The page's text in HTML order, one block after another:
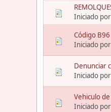
Iniciado por
Código B96
Iniciado por
Denunciar
Iniciado por
Vehiculo de
Iniciado por